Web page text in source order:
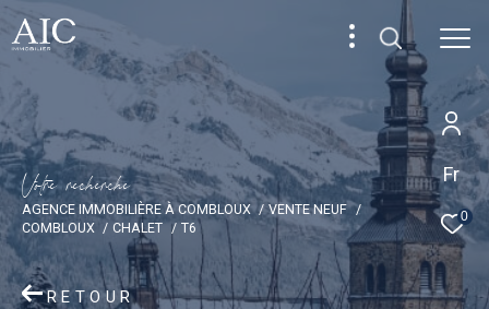
Fr
0
Votre recherche
AGENCE IMMOBILIÈRE À COMBLOUX
VENTE NEUF
COMBLOUX
CHALET T6
RETOUR